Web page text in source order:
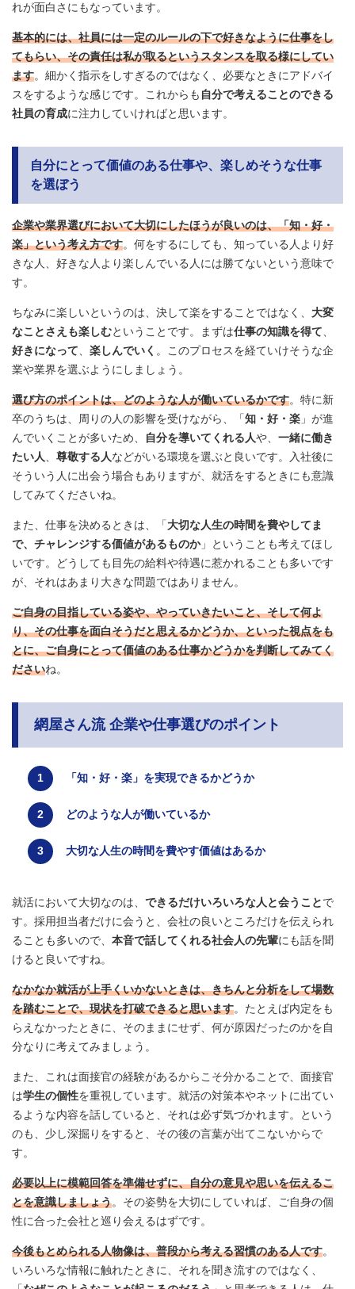
れが面白さにもなっています。
基本的には、社員には一定のルールの下で好きなように仕事をし
てもらい、その責任は私が取るというスタンスを取る様にしてい
ます。細かく指示をしすぎるのではなく、必要なときにアドバイ
スをするような感じです。これからも 自分で考えることのできる
社員の育成に注力していければと思います。
自分にとって価値のある仕事や、楽しめそうな仕事
を選ぼう
企業や業界選びにおいて大切にしたほうが良いのは、「知・好・
楽」という考え方です。何をするにしても、知っている人より好
きな人、好きな人より楽しんでいる人には勝てないという意味で
す。
ちなみに楽しいというのは、決して楽をすることではなく、 大変
なことさえも楽しむということです。まずは仕事の知識を得て、
好きになって、 楽しんでいく 。このプロセスを経ていけそうな企
業や業界を選ぶようにしましょう。
選び方のポイントは、どのような人が働いているかです。特に新
卒のうちは、周りの人の影響を受けながら、「知・好・楽 」が進
んでいくことが多いため、
自分を導いてくれる人や、 一緒に働き
たい人、 尊敬する人などがいる環境を選ぶと良いです。入社後に
そういう人に出会う場合もありますが、就活をするときにも意識
してみてくださいね。
また、仕事を決めるときは、「大切な人生の時間を費やしてま
で、チャレンジする価値があるものか」ということも考えてほし
いです。どうしても目先の給料や待遇に惹かれることも多いです
が、それはあまり大きな問題ではありません。
ご自身の目指している姿や、やっていきたいこと、そして何よ
り、その仕事を面白そうだと思えるかどうか、といった視点をも
とに、ご自身にとって価値のある仕事かどうかを判断してみてく
ださいね。
網屋さん流 企業や仕事選びのポイント
「知・好・楽」を実現できるかどうか
どのような人が働いているか
大切な人生の時間を費やす価値はあるか
就活において大切なのは、 できるだけいろいろな人と会うことで
す。採用担当者だけに会うと、会社の良いところだけを伝えられ
ることも多いので、 本音で話してくれる社会人の先輩にも話を聞
けると良いですね。
なかなか就活が上手くいかないときは、きちんと分析をして場数
を踏むことで、現状を打破できると思います。たとえば内定をも
らえなかったときに、そのままにせず、何が原因だったのかを自
分なりに考えてみましょう。
また、これは面接官の経験があるからこそ分かることで、面接官
は学生の個性を重視しています。就活の対策本やネットに出てい
るような内容を話していると、それは必ず気づかれます。という
のも、少し深掘りをすると、その後の言葉が出てこないからで
す。
必要以上に模範回答を準備せずに、自分の意見や思いを伝えるこ
とを意識しましょう。その姿勢を大切にしていれば、ご自身の個
性に合った会社と巡り会えるはずです。
今後もとめられる人物像は、普段から考える習慣のある人です。
いろいろな情報に触れたときに、それを聞き流すのではなく、